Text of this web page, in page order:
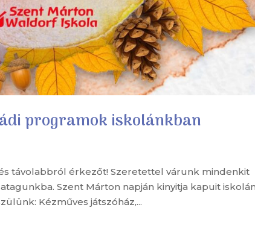
programok iskolánkban
távolabbról érkezőt! Szeretettel várunk mindenkit
Szent Márton napján kinyitja kapuit
Kézműves játszóház,...